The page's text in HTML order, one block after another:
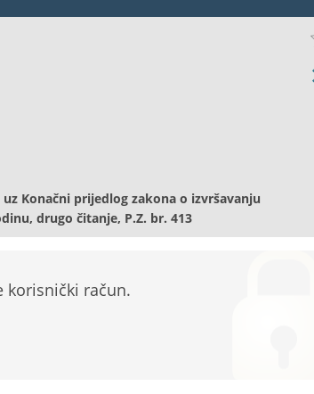
Konačni prijedlog zakona o izvršavanju
drugo čitanje, P.Z. br. 413
korisnički račun.